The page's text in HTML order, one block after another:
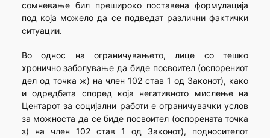
сомневање бил прешироко поставена формулација
под која можело да се подведат различни фактички
ситуации.
Во однос на ограничувањето, лице со тешко
хронично заболување да биде посвоител (оспорениот
дел од точка ж) на член 102 став 1 од Законот), како
и одредбата според која негативното мислење на
Центарот за социјални работи е ограничувачки услов
за можноста да се биде посвоител (оспорената точка
з) на член 102 став 1 од Законот), подносителот